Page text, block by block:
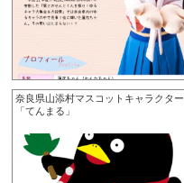
奈良県山添村マスコットキャラクター
「てんまる」